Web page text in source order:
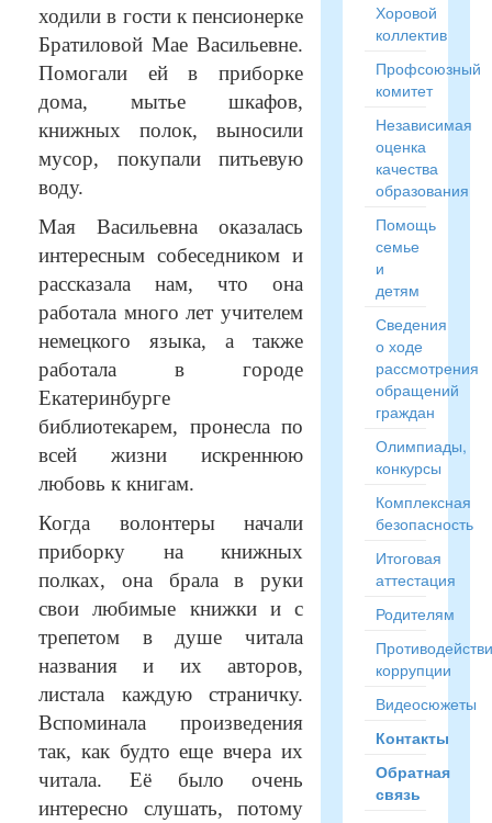
ходили в гости к пенсионерке
Братиловой Мае Васильевне.
Помогали ей в приборке
дома, мытье шкафов,
книжных полок, выносили
мусор, покупали питьевую
воду.
Мая Васильевна оказалась
интересным собеседником и
рассказала нам, что она
работала много лет учителем
немецкого языка, а также
работала в городе
Екатеринбурге
библиотекарем, пронесла по
всей жизни искреннюю
любовь к книгам.
Когда волонтеры начали
приборку на книжных
полках, она брала в руки
свои любимые книжки и с
трепетом в душе читала
названия и их авторов,
листала каждую страничку.
Вспоминала произведения
так, как будто еще вчера их
читала. Её было очень
интересно слушать, потому
Хоровой
коллектив
Профсоюзный
комитет
Независимая
оценка
качества
образования
Помощь
семье
и
детям
Сведения
о ходе
рассмотрения
обращений
граждан
Олимпиады,
конкурсы
Комплексная
безопасность
Итоговая
аттестация
Родителям
коррупции
Видеосюжеты
Контакты
Обратная
связь